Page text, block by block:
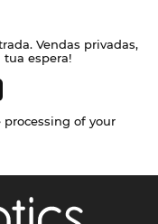
Vendas privadas,
espera!
of your